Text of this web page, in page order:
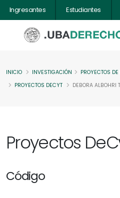
Ingresantes Estudiantes
INICIO INVESTIGACIÓN
PROYECTOS
PROYECTOS DECYT
DEBORA ALBOHRI
Proyectos
Código